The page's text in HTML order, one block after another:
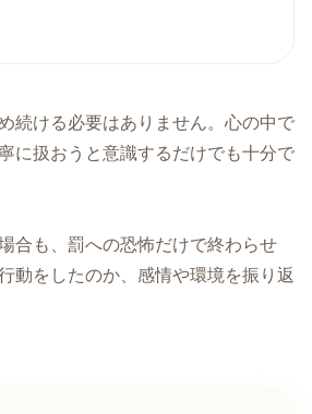
続ける必要はありません。心の中で
に扱おうと意識するだけでも十分で
合も、罰への恐怖だけで終わらせ
動をしたのか、感情や環境を振り返